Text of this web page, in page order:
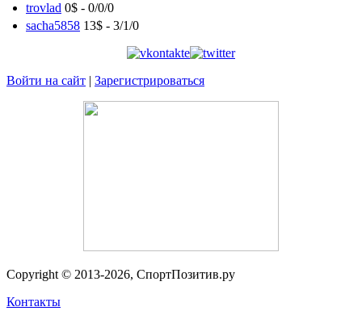
trovlad 0$ - 0/0/0
sacha5858 13$ - 3/1/0
Войти на сайт | Зарегистрироваться
Copyright © 2013-2026, СпортПозитив.ру
Контакты